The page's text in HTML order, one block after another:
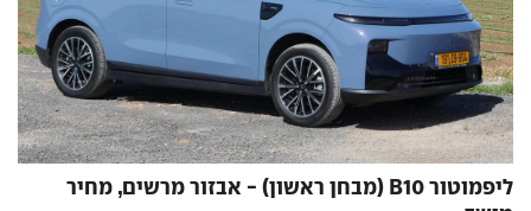
ליפמוטור B10 (מבחן ראשון) - אבזור מרשים, מחיר